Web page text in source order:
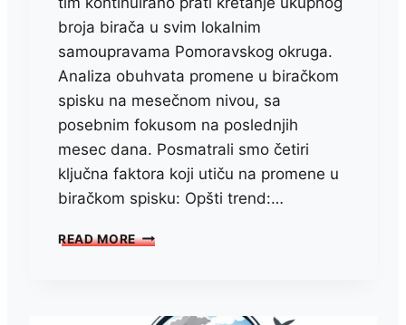
broja birača u svim lokalnim
samoupravama Pomoravskog okruga.
Analiza obuhvata promene u biračkom
spisku na mesečnom nivou, sa
posebnim fokusom na poslednjih
mesec dana. Posmatrali smo četiri
ključna faktora koji utiču na promene u
biračkom spisku: Opšti trend:…
READ MORE ŠTA